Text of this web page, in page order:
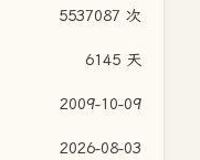
5537087 次
6145 天
2009-10-09
2026-08-03